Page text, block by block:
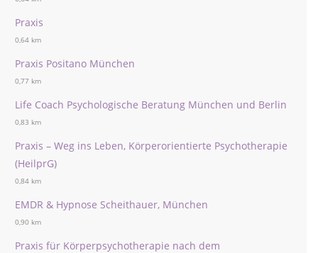
Praxis
0,64 km
Praxis Positano München
0,77 km
Life Coach Psychologische Beratung München und Berlin
0,83 km
Praxis – Weg ins Leben, Körperorientierte Psychotherapie
(HeilprG)
0,84 km
EMDR & Hypnose Scheithauer, München
0,90 km
Praxis für Körperpsychotherapie nach dem